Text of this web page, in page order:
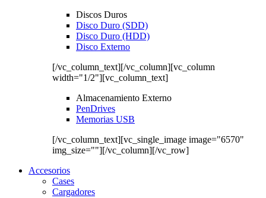
Discos Duros
Disco Duro (SDD)
Disco Duro (HDD)
Disco Externo
[/vc_column_text][/vc_column][vc_column
width="1/2"][vc_column_text]
Almacenamiento Externo
PenDrives
Memorias USB
[/vc_column_text][vc_single_image image="6570"
img_size=""][/vc_column][/vc_row]
Accesorios
Cases
Cargadores